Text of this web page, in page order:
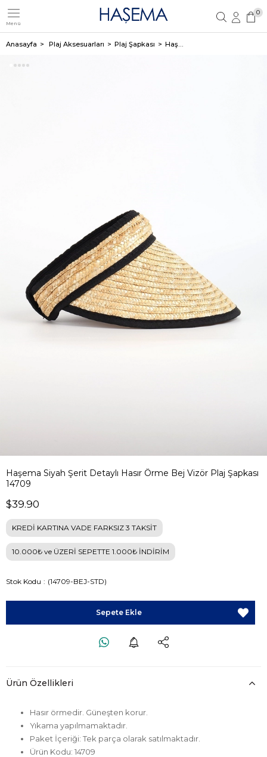
Menü
Üye Girişi Üye Ol
0
Anasayfa Plaj Aksesuarları Plaj Şapkası Haşema Siyah Şerit Detaylı Hasır Örme Bej Vizör Plaj Şapkası 14709
Haşema Siyah Şerit Detaylı Hasır Örme Bej Vizör Plaj Şapkası
14709
$39.90
KREDİ KARTINA VADE FARKSIZ 3 TAKSİT
10.000₺ ve ÜZERİ SEPETTE 1.000₺ İNDİRİM
Stok Kodu (14709-BEJ-STD)
Ürün Özellikleri
Hasır örmedir. Güneşten korur.
Yıkama yapılmamaktadır.
Paket İçeriği: Tek parça olarak satılmaktadır.
Ürün Kodu: 14709